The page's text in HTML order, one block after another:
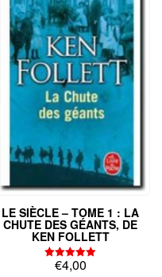
LE SIÈCLE – TOME 1 : LA
CHUTE DES GÉANTS, DE
KEN FOLLETT
Note
€4,00